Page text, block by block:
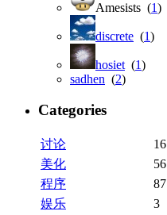
Amesists (1)
discrete (1)
hosiet (1)
sadhen (2)
Categories
讨论
16
美化
56
程序
87
娱乐
3